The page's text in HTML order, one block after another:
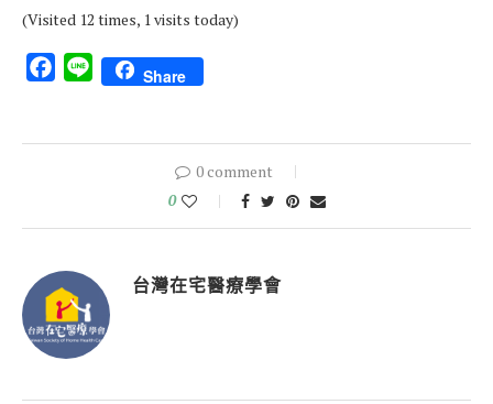
(Visited 12 times, 1 visits today)
Facebook
Line Share
0 comment
0
台灣在宅醫療學會